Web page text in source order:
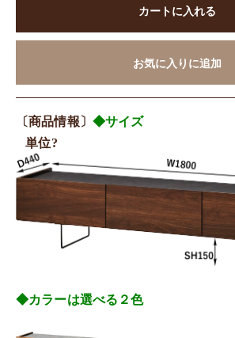
カートに入れる
お気に入りに追加
〔商品情報〕 ◆サイズ
単位?
◆カラーは選べる２色